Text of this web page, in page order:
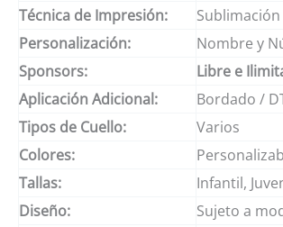
Técnica de Impresión:
Personalización:
Nombre y
Sponsors:
Libre e
Aplicación Adicional:
Bordado /
Tipos de Cuello:
Varios
Colores:
Tallas:
Infantil,
Diseño:
Sujeto a